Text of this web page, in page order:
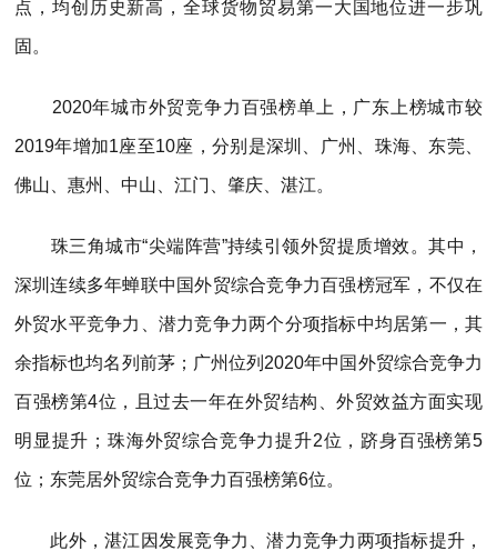
点，均创历史新高，全球货物贸易第一大国地位进一步巩
固。
2020年城市外贸竞争力百强榜单上，广东上榜城市较
2019年增加1座至10座，分别是深圳、广州、珠海、东莞、
佛山、惠州、中山、江门、肇庆、湛江。
珠三角城市“尖端阵营”持续引领外贸提质增效。其中，
深圳连续多年蝉联中国外贸综合竞争力百强榜冠军，不仅在
外贸水平竞争力、潜力竞争力两个分项指标中均居第一，其
余指标也均名列前茅；广州位列2020年中国外贸综合竞争力
百强榜第4位，且过去一年在外贸结构、外贸效益方面实现
明显提升；珠海外贸综合竞争力提升2位，跻身百强榜第5
位；东莞居外贸综合竞争力百强榜第6位。
此外，湛江因发展竞争力、潜力竞争力两项指标提升，